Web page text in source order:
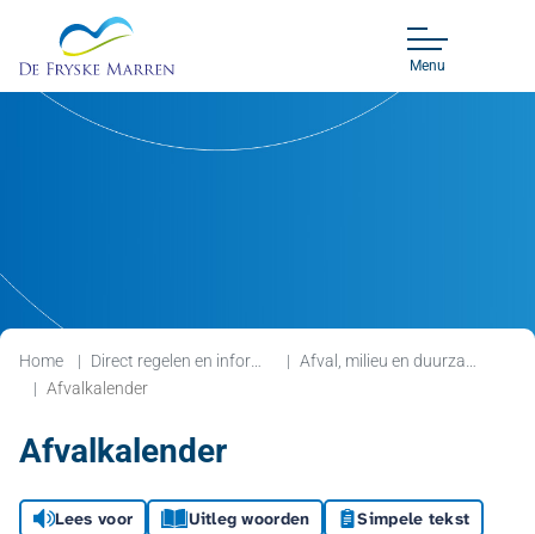
Menu
Home Direct regelen en informatie
Afval, milieu en duurzaamheid
Afvalkalender
Afvalkalender
Lees voor Uitleg woorden Simpele tekst